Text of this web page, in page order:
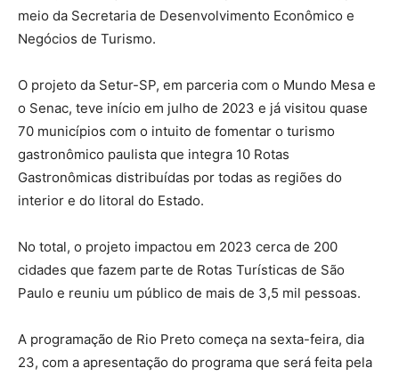
meio da Secretaria de Desenvolvimento Econômico e
Negócios de Turismo.
O projeto da Setur-SP, em parceria com o Mundo Mesa e
o Senac, teve início em julho de 2023 e já visitou quase
70 municípios com o intuito de fomentar o turismo
gastronômico paulista que integra 10 Rotas
Gastronômicas distribuídas por todas as regiões do
interior e do litoral do Estado.
No total, o projeto impactou em 2023 cerca de 200
cidades que fazem parte de Rotas Turísticas de São
Paulo e reuniu um público de mais de 3,5 mil pessoas.
A programação de Rio Preto começa na sexta-feira, dia
23, com a apresentação do programa que será feita pela